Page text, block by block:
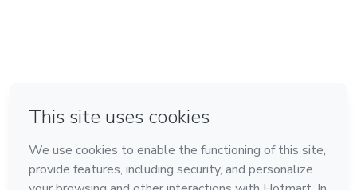
Feito com ❤ na Cidade do México